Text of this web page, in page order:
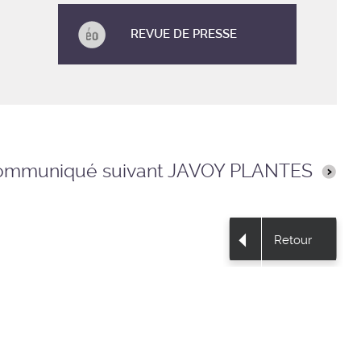
REVUE DE PRESSE
suivant JAVOY PLANTES
Retour